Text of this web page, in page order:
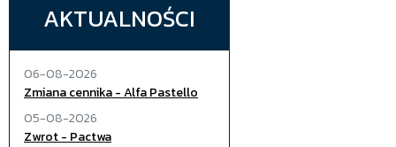
AKTUALNOŚCI
06-08-2026
Zmiana cennika - Alfa Pastello
05-08-2026
Zwrot - Pactwa